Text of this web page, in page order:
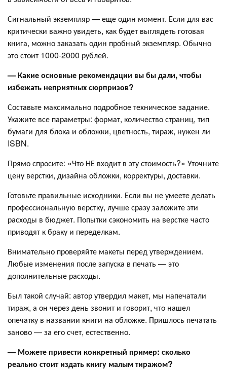
Сигнальный экземпляр — еще один момент. Если для вас
критически важно увидеть, как будет выглядеть готовая
книга, можно заказать один пробный экземпляр. Обычно
это стоит 1000-2000 рублей.
— Какие основные рекомендации вы бы дали, чтобы
избежать неприятных сюрпризов?
Составьте максимально подробное техническое задание.
Укажите все параметры: формат, количество страниц, тип
бумаги для блока и обложки, цветность, тираж, нужен ли
ISBN.
Прямо спросите: «Что НЕ входит в эту стоимость?» Уточните
цену верстки, дизайна обложки, корректуры, доставки.
Готовьте правильные исходники. Если вы не умеете делать
профессиональную верстку, лучше сразу заложите эти
расходы в бюджет. Попытки сэкономить на верстке часто
приводят к браку и переделкам.
Внимательно проверяйте макеты перед утверждением.
Любые изменения после запуска в печать — это
дополнительные расходы.
Был такой случай: автор утвердил макет, мы напечатали
тираж, а он через день звонит и говорит, что нашел
опечатку в названии книги на обложке. Пришлось печатать
заново — за его счет, естественно.
— Можете привести конкретный пример: сколько
реально стоит издать книгу малым тиражом?